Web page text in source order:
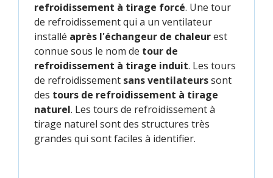
refroidissement à tirage forcé. Une tour
de refroidissement qui a un ventilateur
installé après l'échangeur de chaleurest
connue sous le nom de tour de
refroidissement à tirage induit. Les tours
de refroidissement sans ventilateurssont
des tours de refroidissement à tirage
naturel. Les tours de refroidissement à
tirage naturel sont des structures très
grandes qui sont faciles à identifier.